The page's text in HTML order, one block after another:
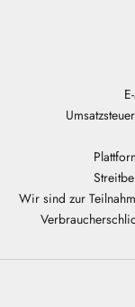
Wir sind zur